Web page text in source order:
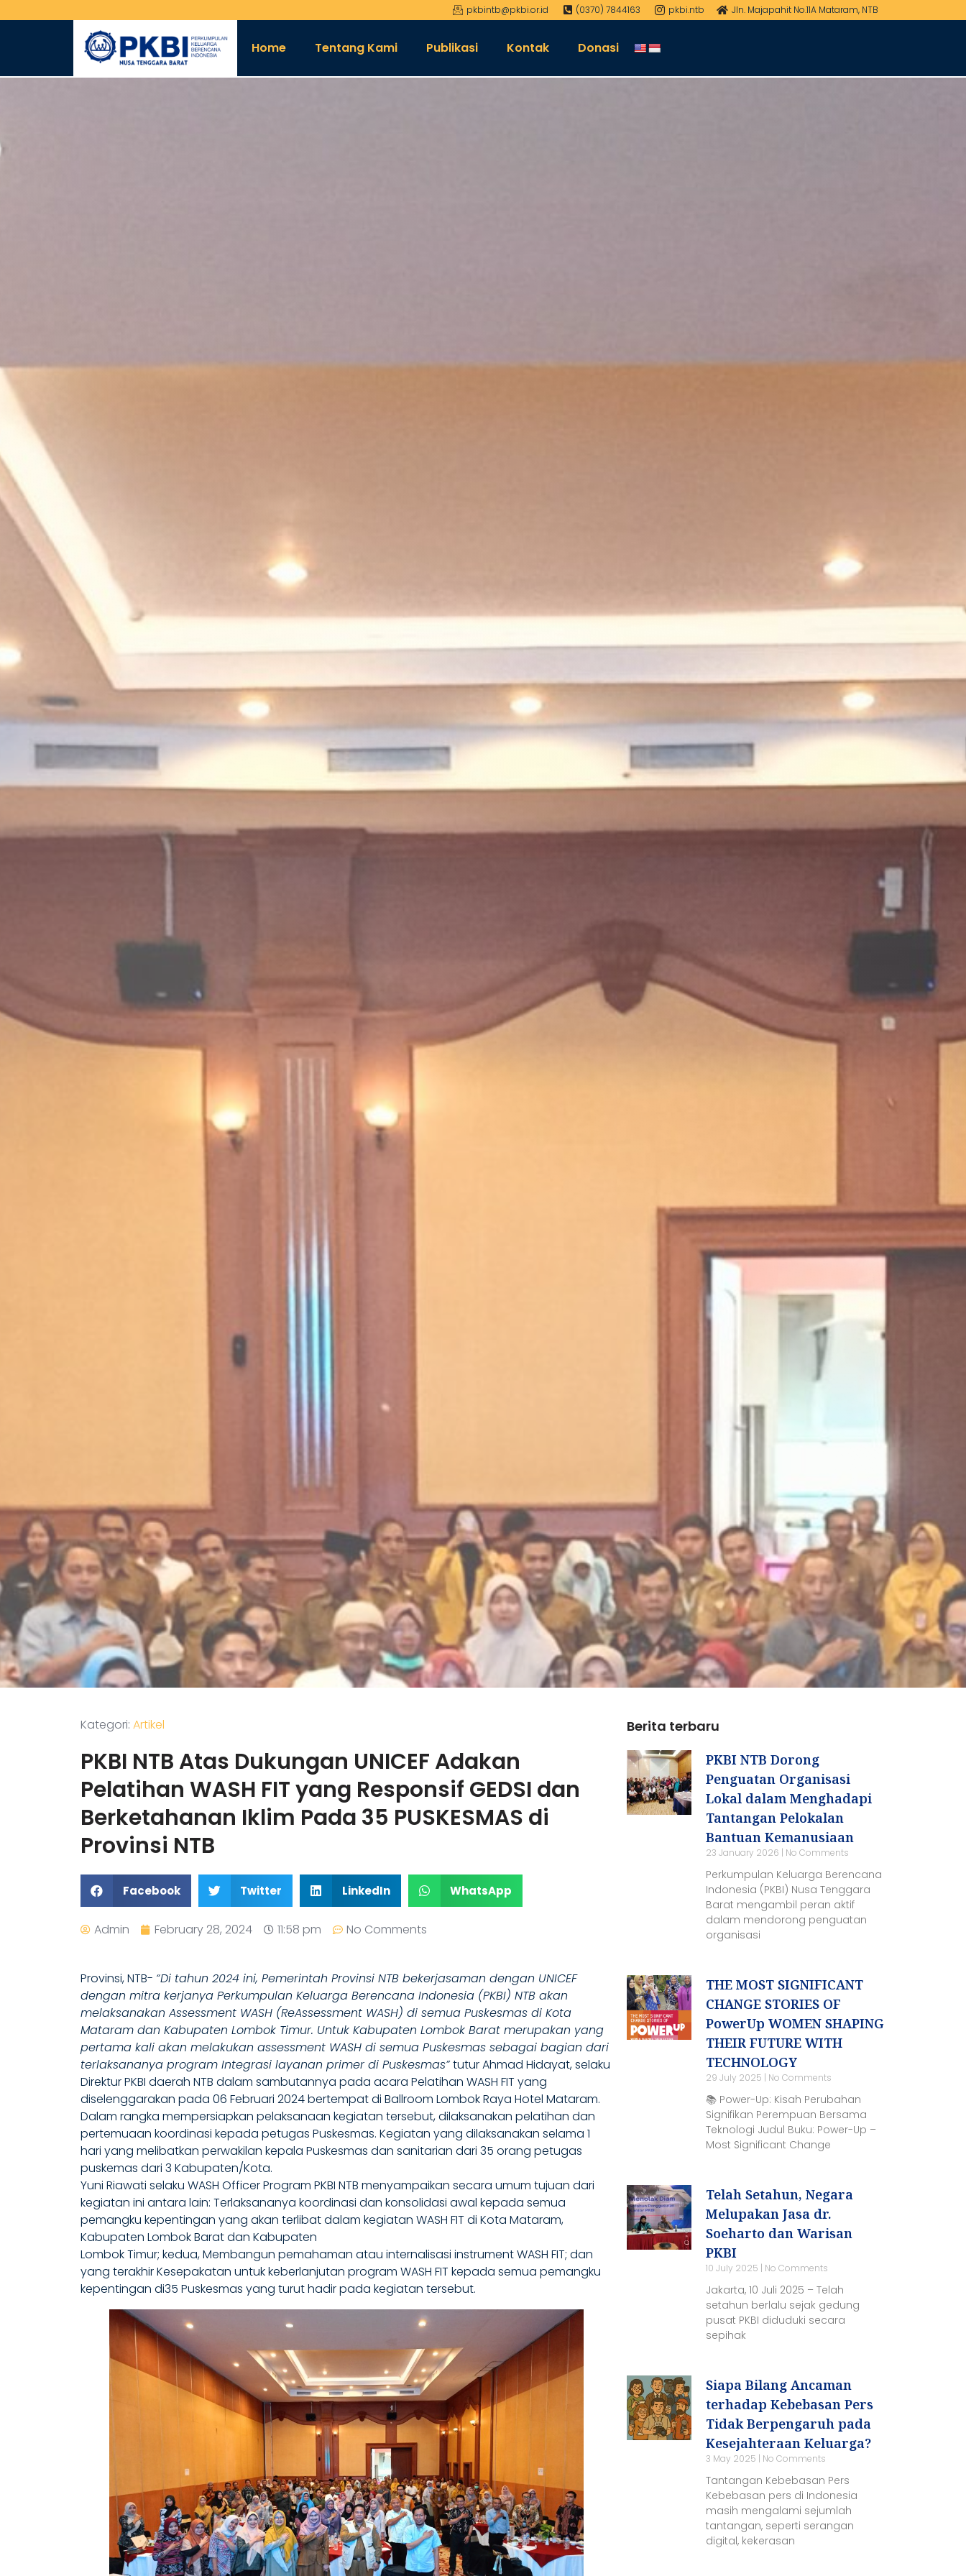
pkbintb@pkbi.or.id (0370) 7844163 pkbi.ntb Jln. Majapahit No.11A Mataram, NTB
Home Tentang Kami Publikasi Kontak Donasi
Kategori: Artikel
PKBI NTB Atas Dukungan UNICEF Adakan
Pelatihan WASH FIT yang Responsif GEDSI dan
Berketahanan Iklim Pada 35 PUSKESMAS di
Provinsi NTB
Facebook Twitter LinkedIn WhatsApp
Admin February 28, 2024 11:58 pm No Comments
Provinsi, NTB- “Di tahun 2024 ini, Pemerintah Provinsi NTB bekerjasaman dengan UNICEF
dengan mitra kerjanya Perkumpulan Keluarga Berencana Indonesia (PKBI) NTB akan
melaksanakan Assessment WASH (ReAssessment WASH) di semua Puskesmas di Kota
Mataram dan Kabupaten Lombok Timur. Untuk Kabupaten Lombok Barat merupakan yang
pertama kali akan melakukan assessment WASH di semua Puskesmas sebagai bagian dari
terlaksananya program Integrasi layanan primer di Puskesmas”tutur Ahmad Hidayat, selaku
Direktur PKBI daerah NTB dalam sambutannya pada acara Pelatihan WASH FIT yang
diselenggarakan pada 06 Februari 2024 bertempat di Ballroom Lombok Raya Hotel Mataram.
Dalam rangka mempersiapkan pelaksanaan kegiatan tersebut, dilaksanakan pelatihan dan
pertemuaan koordinasi kepada petugas Puskesmas. Kegiatan yang dilaksanakan selama 1
hari yang melibatkan perwakilan kepala Puskesmas dan sanitarian dari 35 orang petugas
puskemas dari 3 Kabupaten/Kota.
Yuni Riawati selaku WASH Officer Program PKBI NTB menyampaikan secara umum tujuan dari
kegiatan ini antara lain: Terlaksananya koordinasi dan konsolidasi awal kepada semua
pemangku kepentingan yang akan terlibat dalam kegiatan WASH FIT di Kota Mataram,
Kabupaten Lombok Barat dan Kabupaten
Lombok Timur; kedua, Membangun pemahaman atau internalisasi instrument WASH FIT; dan
yang terakhir Kesepakatan untuk keberlanjutan program WASH FIT kepada semua pemangku
kepentingan di35 Puskesmas yang turut hadir pada kegiatan tersebut.
Berita terbaru
PKBI NTB Dorong
Penguatan Organisasi
Lokal dalam Menghadapi
Tantangan Pelokalan
Bantuan Kemanusiaan
23 January 2026 No Comments
Perkumpulan Keluarga Berencana
Indonesia (PKBI) Nusa Tenggara
Barat mengambil peran aktif
dalam mendorong penguatan
organisasi
THE MOST SIGNIFICANT
CHANGE STORIES OF
PowerUp WOMEN SHAPING
THEIR FUTURE WITH
TECHNOLOGY
29 July 2025 No Comments
📚 Power-Up: Kisah Perubahan
Signifikan Perempuan Bersama
Teknologi Judul Buku: Power-Up –
Most Significant Change
Telah Setahun, Negara
Melupakan Jasa dr.
Soeharto dan Warisan
PKBI
10 July 2025 No Comments
Jakarta, 10 Juli 2025 – Telah
setahun berlalu sejak gedung
pusat PKBI diduduki secara
sepihak
Siapa Bilang Ancaman
terhadap Kebebasan Pers
Tidak Berpengaruh pada
Kesejahteraan Keluarga?
3 May 2025 No Comments
Tantangan Kebebasan Pers
Kebebasan pers di Indonesia
masih mengalami sejumlah
tantangan, seperti serangan
digital, kekerasan